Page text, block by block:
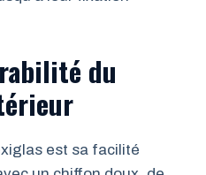
du
est sa facilité